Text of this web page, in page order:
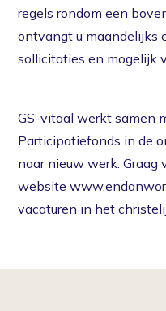
regels rondom een
ontvangt u maandelijks
sollicitaties en mogelijk
GS-vitaal werkt samen
Participatiefonds in de
naar nieuw werk. Graag
website
vacaturen in het